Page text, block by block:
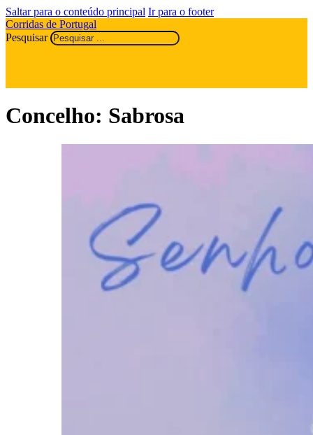
Saltar para o conteúdo principal Ir para o footer
Corridas de Portugal
Pesquisar
Concelho: Sabrosa